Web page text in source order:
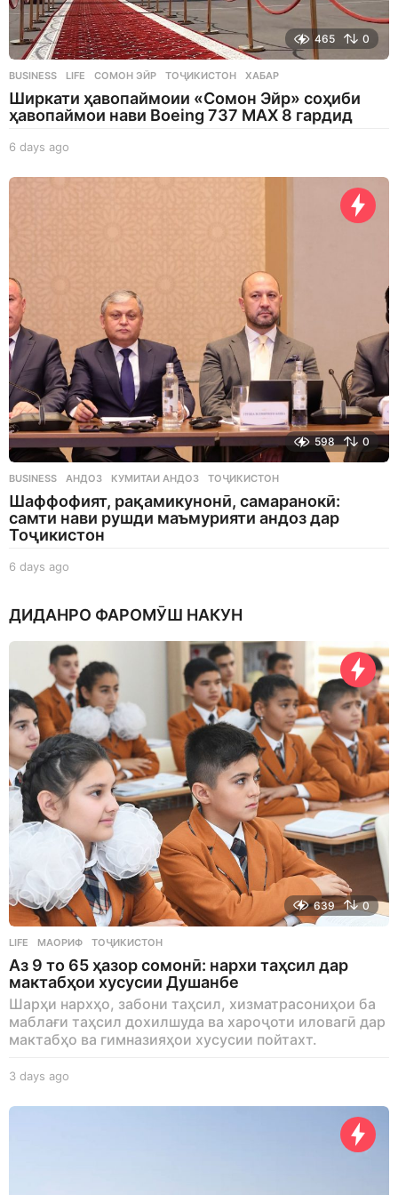
465 0
BUSINESS ,LIFE СОМОН ЭЙР ,ТОҶИКИСТОН ,ХАБАР
Ширкати ҳавопаймоии «Сомон Эйр» соҳиби
ҳавопаймои нави Boeing 737 MAX 8 гардид
6 days ago
a
598 0
BUSINESS АНДОЗ ,КУМИТАИ АНДОЗ ,ТОҶИКИСТОН
Шаффофият, рақамикунонӣ, самаранокӣ:
самти нави рушди маъмурияти андоз дар
Тоҷикистон
6 days ago
y
a
g
o
ДИДАНРО ФАРОМӮШ НАКУН
639 0
LIFE МАОРИФ ,ТОҶИКИСТОН
Аз 9 то 65 ҳазор сомонӣ: нархи таҳсил дар
мактабҳои хусусии Душанбе
Шарҳи нархҳо, забони таҳсил, хизматрасониҳои ба
маблағи таҳсил дохилшуда ва хароҷоти иловагӣ дар
мактабҳо ва гимназияҳои хусусии пойтахт.
3 days ago
a